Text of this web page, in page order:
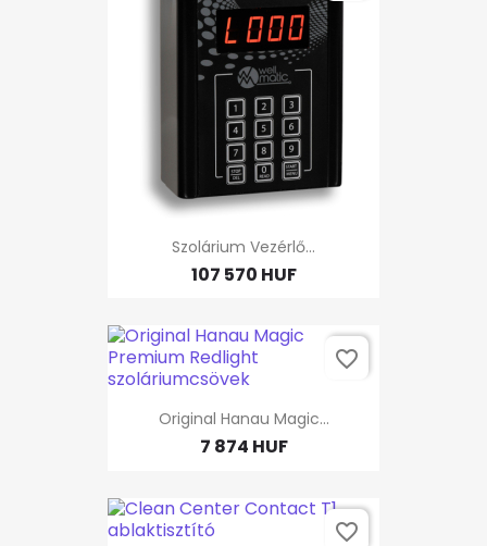
Szolárium Vezérlő...
107 570 HUF
Original Hanau Magic...
7 874 HUF
favorite_border
favorite_border